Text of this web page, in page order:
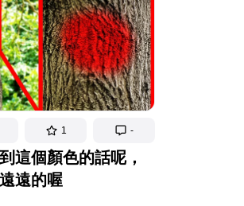
1 -
這個顏色的話呢，
遠的喔